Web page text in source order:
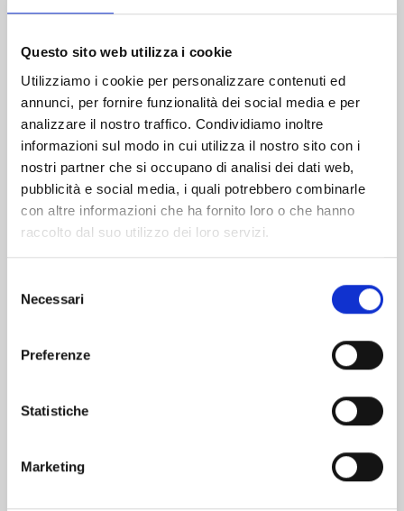
Questo sito web utilizza i cookie
Utilizziamo i cookie per personalizzare contenuti ed
annunci, per fornire funzionalità dei social media e per
analizzare il nostro traffico. Condividiamo inoltre
informazioni sul modo in cui utilizza il nostro sito con i
nostri partner che si occupano di analisi dei dati web,
pubblicità e social media, i quali potrebbero combinarle
con altre informazioni che ha fornito loro o che hanno
raccolto dal suo utilizzo dei loro servizi.
delNecessari
Preferenze
Statistiche
Marketing
Altri volumi della serie